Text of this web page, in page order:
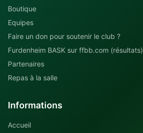
Boutique
Equipes
Faire un don pour soutenir le club ?
Furdenheim BASK sur ffbb.com (résultats)
Partenaires
Repas à la salle
Informations
Accueil